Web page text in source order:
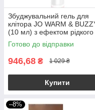
Збуджувальний гель для
клітора JO WARM &
(10 мл) з ефектом рідкого
вібратора
Готово до відправки
946,68 ₴ 1 029 ₴
Купити
–8%